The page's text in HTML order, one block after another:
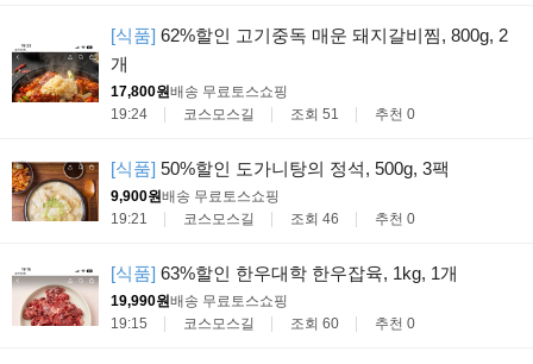
[식품] 62%할인 고기중독 매운 돼지갈비찜, 800g, 2
개
17,800원배송 무료 토스쇼핑
19:24
코스모스길 조회 51 추천 0
[식품] 50%할인 도가니탕의 정석, 500g, 3팩
9,900원배송 무료 토스쇼핑
19:21
코스모스길 조회 46 추천 0
[식품] 63%할인 한우대학 한우잡육, 1kg, 1개
19,990원배송 무료 토스쇼핑
19:15
코스모스길 조회 60 추천 0